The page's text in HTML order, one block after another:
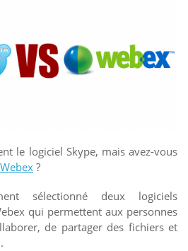
le logiciel Skype, mais avez-vous
Webex ?
sélectionné deux logiciels
qui permettent aux personnes
de partager des fichiers et